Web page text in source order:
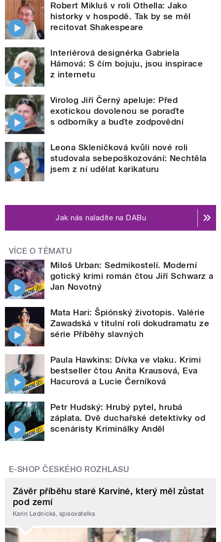
Robert Mikluš v roli Othella: Jako
historky v hospodě. Tak by se měl
recitovat Shakespeare
Interiérová designérka Gabriela
Hámová: S čím bojuju, jsou inspirace
z internetu
Virolog Jiří Černý apeluje: Před
exotickou dovolenou se poraďte
s odborníky a buďte zodpovědní
Leona Skleničková kvůli nové roli
studovala sebepoškozování: Nechtěla
jsem z ní udělat karikaturu
Jak nás naladíte na DABu
VÍCE O TÉMATU
Miloš Urban: Sedmikostelí. Moderní
gotický krimi román čtou Jiří Schwarz a
Jan Novotný
Mata Hari: Špiónský životopis. Valérie
Zawadská v titulní roli dokudramatu ze
série Příběhy slavných
Paula Hawkins: Dívka ve vlaku. Krimi
bestseller čtou Anita Krausová, Eva
Hacurová a Lucie Černíková
Petr Hudský: Hrubý pytel, hrubá
záplata. Dvě duchařské detektivky od
scenáristy Kriminálky Anděl
E-SHOP ČESKÉHO ROZHLASU
Závěr příběhu staré Karviné, který měl zůstat
pod zemí
Karin Lednická, spisovatelka